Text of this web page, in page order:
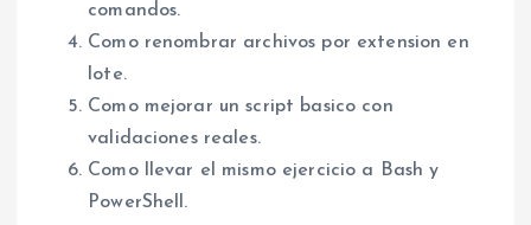
comandos.
Como renombrar archivos por extension en
lote.
Como mejorar un script basico con
validaciones reales.
Como llevar el mismo ejercicio a Bash y
PowerShell.